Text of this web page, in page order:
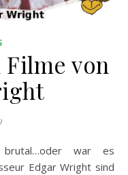
von
Edgar Wright sind